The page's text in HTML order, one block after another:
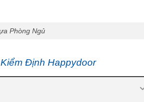
Phòng Ngủ
Định Happydoor